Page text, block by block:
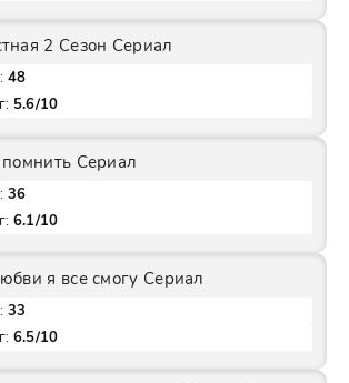
2 Сезон Сериал
48
5.6/10
Сериал
36
6.1/10
я все смогу Сериал
33
6.5/10